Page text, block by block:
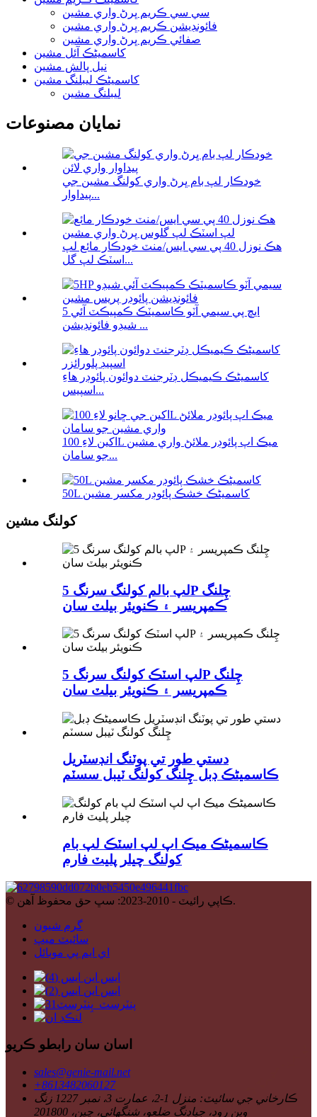
سي سي ڪريم ڀرڻ واري مشين
فائونڊيشن ڪريم ڀرڻ واري مشين
صفائي ڪريم ڀرڻ واري مشين
کاسمیٹڪ آئل مشين
نيل پالش مشين
کاسمیٹڪ ليبلنگ مشين
ليبلنگ مشين
نمايان مصنوعات
خودڪار لپ بام ڀرڻ واري کولنگ مشين جي
پيداوار...
هڪ نوزل ​​40 پي سي ايس/منٽ خودڪار مائع لپ
اسٽڪ لپ گل...
5 ايڇ پي سيمي آٽو ڪاسميٽڪ ڪمپيڪٽ آئي
شيڊو فائونڊيشن ...
کاسمیٹڪ ڪيميڪل ڊٽرجنٽ دوائون پائوڊر هاءِ
اسپيس...
اکين لاءِ 100L ميڪ اپ پائوڊر ملائڻ واري مشين
جو سامان...
50L کاسمیٹڪ خشڪ پائوڊر مکسر مشين
کولنگ مشين
لپ بالم کولنگ سرنگ 5P چِلنگ
ڪمپريسر ۽ ڪنويئر بيلٽ سان
لپ اسٽڪ کولنگ سرنگ 5P چِلنگ
ڪمپريسر ۽ ڪنويئر بيلٽ سان
دستي طور تي پوٽنگ انڊسٽريل
ڪاسمیٹڪ ڊبل چِلنگ کولنگ ٽيبل سسٽم
ڪاسمیٹڪ ميڪ اپ لپ اسٽڪ لپ بام
کولنگ چيلر پليٽ فارم
© ڪاپي رائيٽ - 2010-2023: سڀ حق محفوظ آهن.
گرم شيون
سائيٽ ميپ
اي ايم پي موبائل
اسان سان رابطو ڪريو
sales@genie-mail.net
+8613482060127
ڪارخاني جي سائيٽ: منزل 1-2، عمارت 3، نمبر 1227 زنگ
وين روڊ، جياڊنگ ضلعو، شنگھائي، چين، 201800